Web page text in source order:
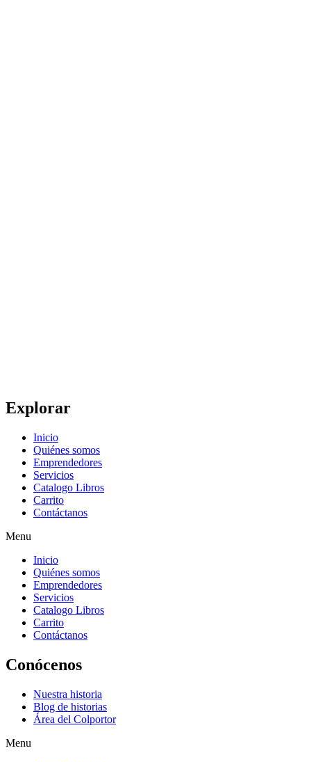
Explorar
Inicio
Quiénes somos
Emprendedores
Servicios
Catalogo Libros
Carrito
Contáctanos
Menu
Inicio
Quiénes somos
Emprendedores
Servicios
Catalogo Libros
Carrito
Contáctanos
Conócenos
Nuestra historia
Blog de historias
Área del Colportor
Menu